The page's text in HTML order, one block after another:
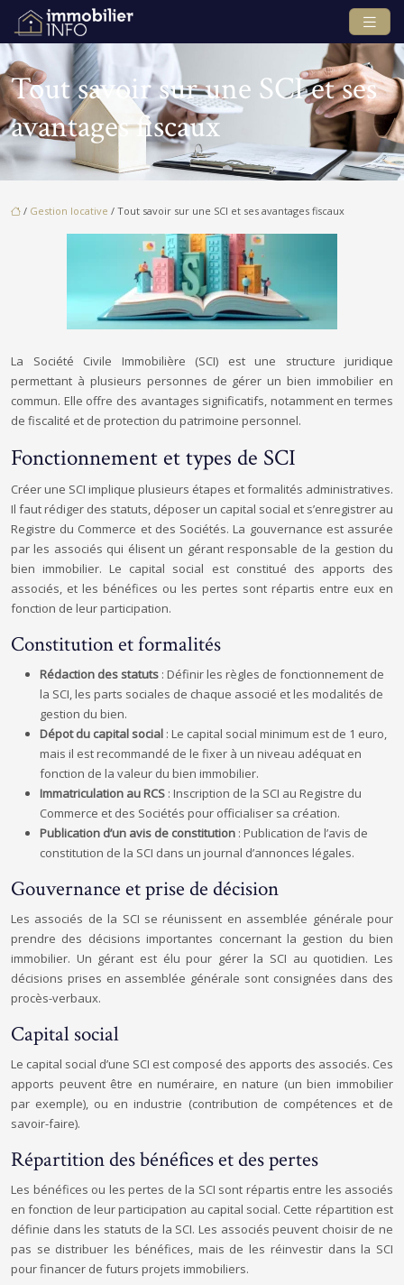
Tout savoir sur une SCI et ses
avantages fiscaux
/ Gestion locative / Tout savoir sur une SCI et ses avantages fiscaux
La Société Civile Immobilière (SCI) est une structure juridique
permettant à plusieurs personnes de gérer un bien immobilier en
commun. Elle offre des avantages significatifs, notamment en termes
de fiscalité et de protection du patrimoine personnel.
Fonctionnement et types de SCI
Créer une SCI implique plusieurs étapes et formalités administratives.
Il faut rédiger des statuts, déposer un capital social et s’enregistrer au
Registre du Commerce et des Sociétés. La gouvernance est assurée
par les associés qui élisent un gérant responsable de la gestion du
bien immobilier. Le capital social est constitué des apports des
associés, et les bénéfices ou les pertes sont répartis entre eux en
fonction de leur participation.
Constitution et formalités
Rédaction des statuts : Définir les règles de fonctionnement de
la SCI, les parts sociales de chaque associé et les modalités de
gestion du bien.
Dépot du capital social : Le capital social minimum est de 1 euro,
mais il est recommandé de le fixer à un niveau adéquat en
fonction de la valeur du bien immobilier.
Immatriculation au RCS : Inscription de la SCI au Registre du
Commerce et des Sociétés pour officialiser sa création.
Publication d’un avis de constitution : Publication de l’avis de
constitution de la SCI dans un journal d’annonces légales.
Gouvernance et prise de décision
Les associés de la SCI se réunissent en assemblée générale pour
prendre des décisions importantes concernant la gestion du bien
immobilier. Un gérant est élu pour gérer la SCI au quotidien. Les
décisions prises en assemblée générale sont consignées dans des
procès-verbaux.
Capital social
Le capital social d’une SCI est composé des apports des associés. Ces
apports peuvent être en numéraire, en nature (un bien immobilier
par exemple), ou en industrie (contribution de compétences et de
savoir-faire).
Répartition des bénéfices et des pertes
Les bénéfices ou les pertes de la SCI sont répartis entre les associés
en fonction de leur participation au capital social. Cette répartition est
définie dans les statuts de la SCI. Les associés peuvent choisir de ne
pas se distribuer les bénéfices, mais de les réinvestir dans la SCI
pour financer de futurs projets immobiliers.